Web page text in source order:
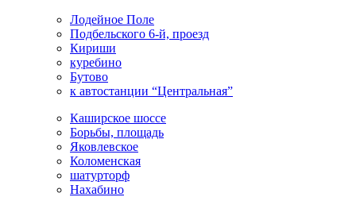
Лодейное Поле
Подбельского 6-й, проезд
Кириши
куребино
Бутово
к автостанции “Центральная”
Каширское шоссе
Борьбы, площадь
Яковлевское
Коломенская
шатурторф
Нахабино